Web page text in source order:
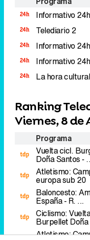
Informativo 24h
Telediario 2
Informativo 24h
Informativo 24h
La hora cultural
Ranking
Viernes, 8 de
Programa
Vuelta cicl.
Doña Santos -
Atletismo:
europa sub 20
Baloncesto:
España - R. ...
Ciclismo:
Burpellet Doña
Atletismo: